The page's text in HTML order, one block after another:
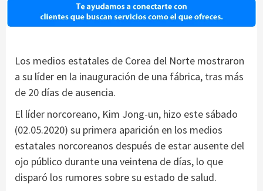
Los medios estatales de Corea del Norte mostraron
a su líder en la inauguración de una fábrica, tras más
de 20 días de ausencia.
El líder norcoreano, Kim Jong-un, hizo este sábado
(02.05.2020) su primera aparición en los medios
estatales norcoreanos después de estar ausente del
ojo público durante una veintena de días, lo que
disparó los rumores sobre su estado de salud.